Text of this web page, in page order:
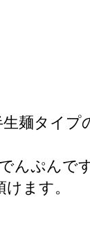
麺タイプ
んぷん
ます。